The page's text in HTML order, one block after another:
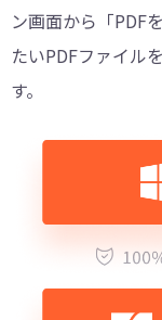
ン画面から「PDF
たいPDFファイル
す。